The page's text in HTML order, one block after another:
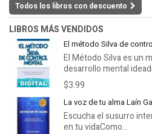
Todos los libros con descuento
LIBROS MÁS VENDIDOS
El método Silva de
El Método Silva es un
desarrollo mental
$3.99
La voz de tu alma Laín
Escucha el susurro
en tu vidaComo...